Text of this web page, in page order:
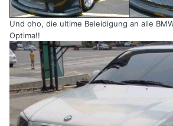
Und oho, die ultime Beleidigung an alle
Optima!!